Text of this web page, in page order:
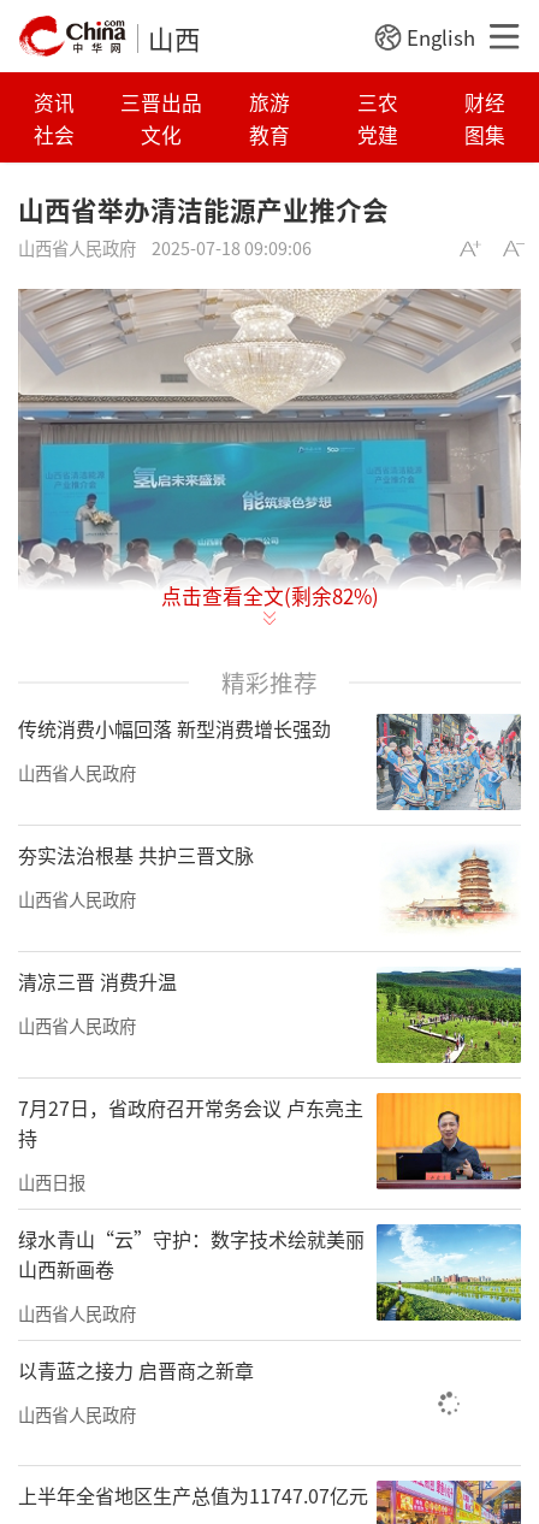
山西 English
资讯 三晋出品 旅游 三农
财经
社会
文化 教育 党建 图集
山西省举办清洁能源产业推介会
山西省人民政府 2025-07-18 09:09:06
图为山西清洁能源产业推介会现场。山西经济
日报记者刘业飞摄
7月17日，第三届中国国际供应链促进博览
会（以下简称“链博会”）期间，我省举办清
洁能源产业推介会，通过企业现场推介，推动
山西清洁能源产业链、供应链国际化交流合
作。来自北京、天津、四川等地的50余家企业
负责人参会。
近年来，我省加快规划建设新型能源体
系，统筹能源保供和绿色转型，全力打造能源
革命综合改革试点先行区，大力推动传统产业
转型升级，取得了积极成效。
“作为光伏制造企业，从大型地面电站到
分布式光伏发电项目，从工业应用到民用领
域，从全黑组件到小微型发电系统，从光伏制
造到‘光伏+多场景融合’等，我们公司突破了
一系列关键技术瓶颈，拓宽了光伏业务的应用
场景。”推介会上，山西潞安太阳能科技有限
公司推介人摆出了该公司近年来在光伏制造领
域的一系列产品，引来了现场嘉宾的连连称
点击查看全文(剩余82%)
精彩推荐
传统消费小幅回落 新型消费增长强劲
山西省人民政府
夯实法治根基 共护三晋文脉
山西省人民政府
清凉三晋 消费升温
山西省人民政府
7月27日，省政府召开常务会议 卢东亮主
持
山西日报
绿水青山“云”守护：数字技术绘就美丽
山西新画卷
山西省人民政府
以青蓝之接力 启晋商之新章
山西省人民政府
上半年全省地区生产总值为11747.07亿元